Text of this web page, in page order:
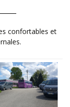
confortables et